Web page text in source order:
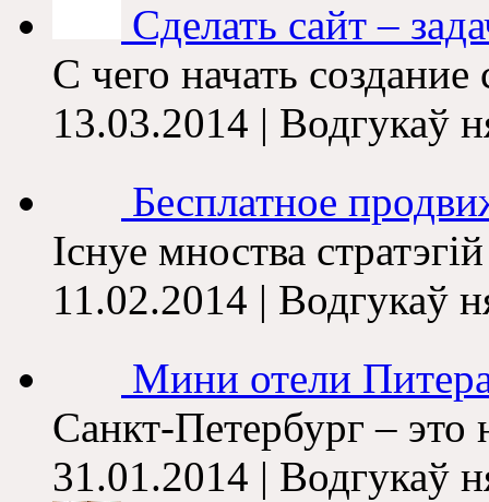
Сделать сайт –
С чего начать
13.03.2014 | Водгукаў
Бесплатное
Існуе мноства
11.02.2014 | Водгукаў
Мини отели
Санкт-Петербург –
31.01.2014 | Водгукаў